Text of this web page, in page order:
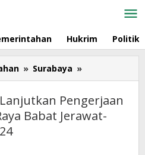
Hukrim Politik
» Surabaya »
Surabaya
Pengerjaan
Box
Pengerjaan
Babat Jerawat-